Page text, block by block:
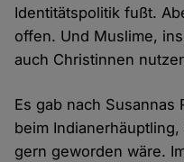
Identitätspolitik fußt.
offen. Und Muslime,
auch Christinnen
Es gab nach
beim
gern geworden wäre.